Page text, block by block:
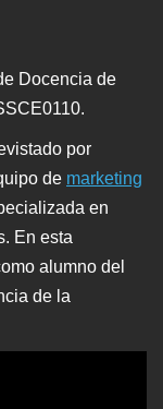
Docencia de
por
de marketing
en
En esta
alumno del
de la